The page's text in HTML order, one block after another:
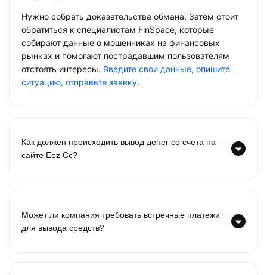
Нужно собрать доказательства обмана. Затем стоит
обратиться к специалистам FinSpace, которые
собирают данные о мошенниках на финансовых
рынках и помогают пострадавшим пользователям
отстоять интересы. Введите свои данные, опишите
ситуацию, отправьте заявку.
Как должен происходить вывод денег со счета на
сайте Eez Cc?
Может ли компания требовать встречные платежи
для вывода средств?